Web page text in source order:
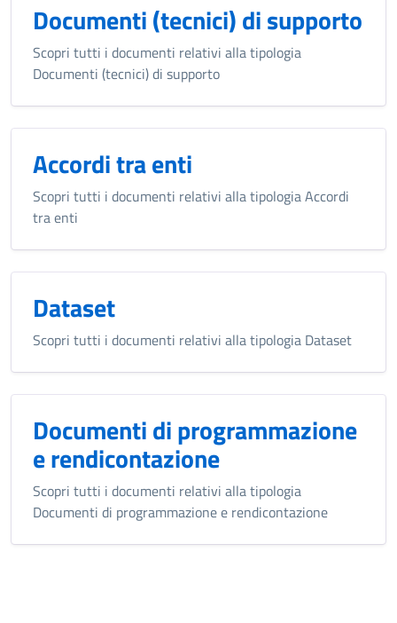
Documenti (tecnici) di supporto
Scopri tutti i documenti relativi alla tipologia
Documenti (tecnici) di supporto
Accordi tra enti
Scopri tutti i documenti relativi alla tipologia Accordi
tra enti
Dataset
Scopri tutti i documenti relativi alla tipologia Dataset
Documenti di programmazione
e rendicontazione
Scopri tutti i documenti relativi alla tipologia
Documenti di programmazione e rendicontazione